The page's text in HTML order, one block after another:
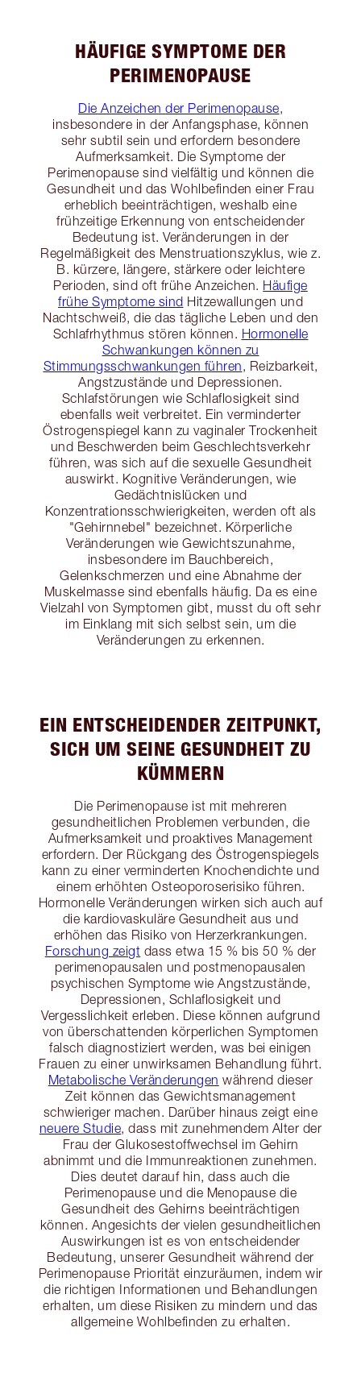
HÄUFIGE SYMPTOME DER
PERIMENOPAUSE
Die Anzeichen der Perimenopause,
insbesondere in der Anfangsphase, können
sehr subtil sein und erfordern besondere
Aufmerksamkeit. Die Symptome der
Perimenopause sind vielfältig und können die
Gesundheit und das Wohlbefinden einer Frau
erheblich beeinträchtigen, weshalb eine
frühzeitige Erkennung von entscheidender
Bedeutung ist. Veränderungen in der
Regelmäßigkeit des Menstruationszyklus, wie z.
B. kürzere, längere, stärkere oder leichtere
Perioden, sind oft frühe Anzeichen. Häufige
frühe Symptome sind Hitzewallungen und
Nachtschweiß, die das tägliche Leben und den
Schlafrhythmus stören können. Hormonelle
Schwankungen können zu
Stimmungsschwankungen führen, Reizbarkeit,
Angstzustände und Depressionen.
Schlafstörungen wie Schlaflosigkeit sind
ebenfalls weit verbreitet. Ein verminderter
Östrogenspiegel kann zu vaginaler Trockenheit
und Beschwerden beim Geschlechtsverkehr
führen, was sich auf die sexuelle Gesundheit
auswirkt. Kognitive Veränderungen, wie
Gedächtnislücken und
Konzentrationsschwierigkeiten, werden oft als
"Gehirnnebel" bezeichnet. Körperliche
Veränderungen wie Gewichtszunahme,
insbesondere im Bauchbereich,
Gelenkschmerzen und eine Abnahme der
Muskelmasse sind ebenfalls häufig. Da es eine
Vielzahl von Symptomen gibt, musst du oft sehr
im Einklang mit sich selbst sein, um die
Veränderungen zu erkennen.
EIN ENTSCHEIDENDER ZEITPUNKT,
SICH UM SEINE GESUNDHEIT ZU
KÜMMERN
Die Perimenopause ist mit mehreren
gesundheitlichen Problemen verbunden, die
Aufmerksamkeit und proaktives Management
erfordern. Der Rückgang des Östrogenspiegels
kann zu einer verminderten Knochendichte und
einem erhöhten Osteoporoserisiko führen.
Hormonelle Veränderungen wirken sich auch auf
die kardiovaskuläre Gesundheit aus und
erhöhen das Risiko von Herzerkrankungen.
Forschung zeigt dass etwa 15 % bis 50 % der
perimenopausalen und postmenopausalen
psychischen Symptome wie Angstzustände,
Depressionen, Schlaflosigkeit und
Vergesslichkeit erleben. Diese können aufgrund
von überschattenden körperlichen Symptomen
falsch diagnostiziert werden, was bei einigen
Frauen zu einer unwirksamen Behandlung führt.
Metabolische Veränderungen während dieser
Zeit können das Gewichtsmanagement
schwieriger machen. Darüber hinaus zeigt eine
neuere Studie, dass mit zunehmendem Alter der
Frau der Glukosestoffwechsel im Gehirn
abnimmt und die Immunreaktionen zunehmen.
Dies deutet darauf hin, dass auch die
Perimenopause und die Menopause die
Gesundheit des Gehirns beeinträchtigen
können. Angesichts der vielen gesundheitlichen
Auswirkungen ist es von entscheidender
Bedeutung, unserer Gesundheit während der
Perimenopause Priorität einzuräumen, indem wir
die richtigen Informationen und Behandlungen
erhalten, um diese Risiken zu mindern und das
allgemeine Wohlbefinden zu erhalten.